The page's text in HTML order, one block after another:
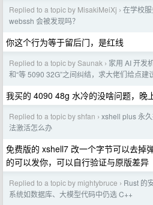
Replied to a topic by MisakiMeiXj › 在学校
webssh 会被发现吗？
你这个行为等于留后门，是红线
Replied to a topic by Saunak › 家用 AI 开发
和“等 5090 32G”之间纠结，求大佬们给点建
我买的 4090 48g 水冷的没啥问题，晚
Replied to a topic by shfan › xshell plus 永
法激活怎么办
免费版的 xshell7 改一个字节可以去掉
的可以发你，可以自行验证与原版差异
Replied to a topic by mightybruce › Rust 的
系统如数据库、大模型代码中仍选 C++